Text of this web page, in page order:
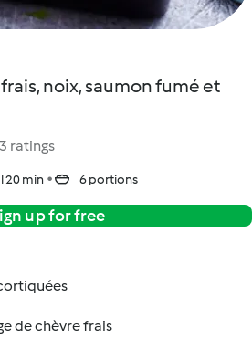
noix, saumon fumé et
ratings
20 min 6 portions
up for free
de chèvre frais